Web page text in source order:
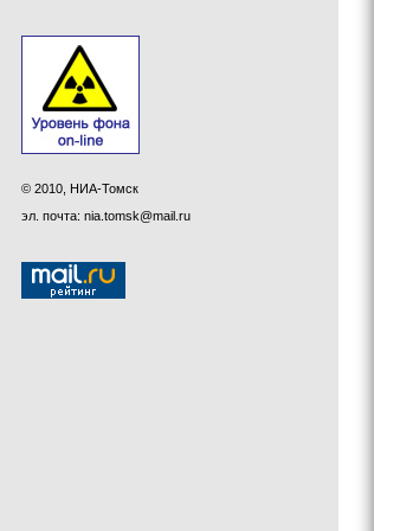
© 2010, НИА-Томск
эл. почта: nia.tomsk@mail.ru